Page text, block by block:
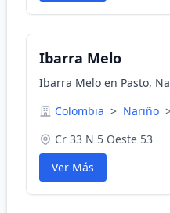
Ibarra Melo
Ibarra Melo en Pasto,
Colombia > Nariño
Cr 33 N 5 Oeste 53
Ver Más